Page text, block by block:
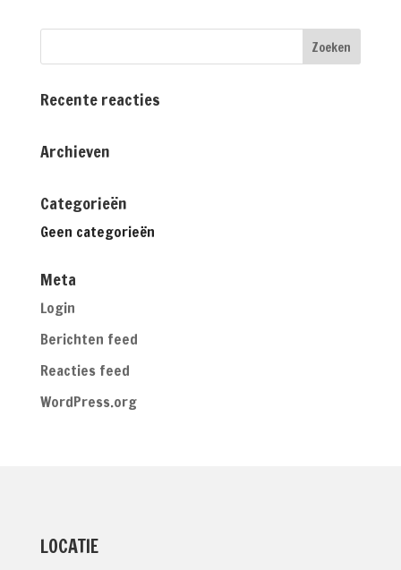
Recente reacties
Archieven
Categorieën
Geen categorieën
Meta
Login
Berichten feed
Reacties feed
WordPress.org
LOCATIE